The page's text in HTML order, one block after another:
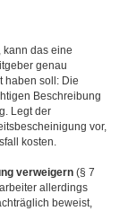
kann das eine
genau
haben soll: Die
Beschreibung
Legt der
vor,
kosten.
verweigern (§ 7
allerdings
beweist,